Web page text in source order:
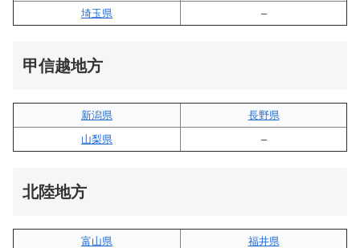
埼玉県
–
甲信越地方
新潟県
長野県
山梨県
–
北陸地方
富山県
福井県